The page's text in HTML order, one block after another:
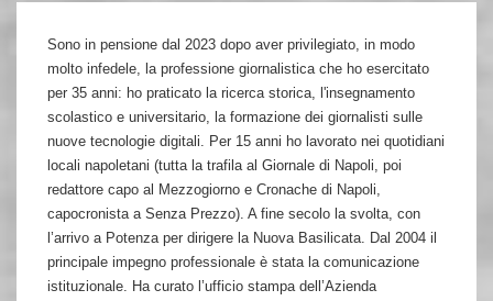
Sono in pensione dal 2023 dopo aver privilegiato, in modo
molto infedele, la professione giornalistica che ho esercitato
per 35 anni: ho praticato la ricerca storica, l'insegnamento
scolastico e universitario, la formazione dei giornalisti sulle
nuove tecnologie digitali. Per 15 anni ho lavorato nei quotidiani
locali napoletani (tutta la trafila al Giornale di Napoli, poi
redattore capo al Mezzogiorno e Cronache di Napoli,
capocronista a Senza Prezzo). A fine secolo la svolta, con
l’arrivo a Potenza per dirigere la Nuova Basilicata. Dal 2004 il
principale impegno professionale è stata la comunicazione
istituzionale. Ha curato l’ufficio stampa dell’Azienda